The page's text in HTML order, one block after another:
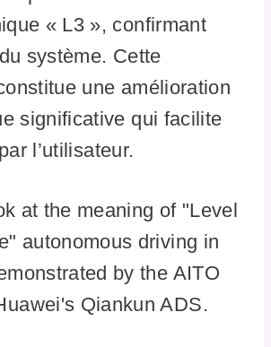
« L3 », confirmant
système. Cette
une amélioration
significative qui facilite
l’utilisateur.
at the meaning of "Level
autonomous driving in
by the AITO
Qiankun ADS.